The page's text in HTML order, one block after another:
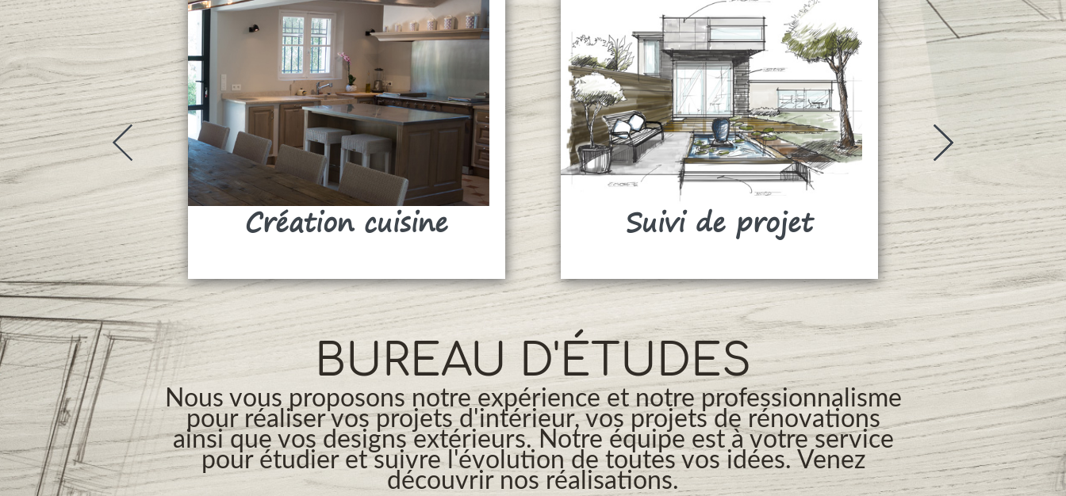
Création cuisine Suivi de projet
BUREAU D'ÉTUDES
Nous vous proposons notre expérience et notre professionnalisme
pour réaliser vos projets d'intérieur, vos projets de rénovations
ainsi que vos designs extérieurs. Notre équipe est à votre service
pour étudier et suivre l'évolution de toutes vos idées. Venez
découvrir nos réalisations.